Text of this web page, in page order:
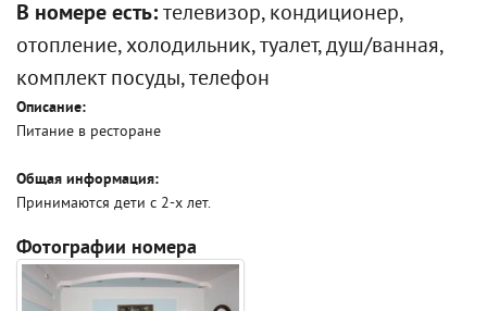
В номере есть: телевизор, кондиционер,
отопление, холодильник, туалет, душ/ванная,
комплект посуды, телефон
Описание:
Питание в ресторане
Общая информация:
Принимаются дети с 2-х лет.
Фотографии номера